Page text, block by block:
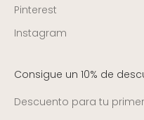
Pinterest
Instagram
Consigue un 10% de
Descuento para tu